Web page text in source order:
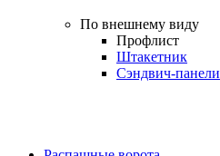
По внешнему виду
Профлист
Штакетник
Сэндвич-панели